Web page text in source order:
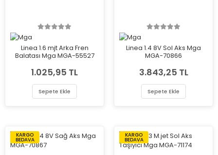
Linea 1.6 mjt Arka Fren
Balatası Mga MGA-55527
1.025,95 TL
Sepete Ekle
Linea 1.4 8V Sol Aks Mga
MGA-70866
3.843,25 TL
Sepete Ekle
KARGO
BEDAVA
KARGO
BEDAVA